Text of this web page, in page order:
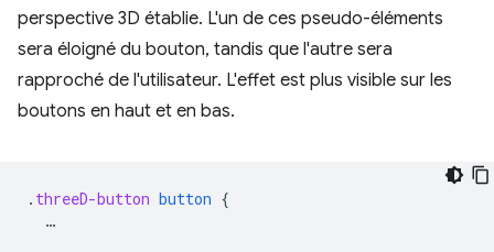
perspective 3D établie. L'un de ces pseudo-éléments
sera éloigné du bouton, tandis que l'autre sera
rapproché de l'utilisateur. L'effet est plus visible sur les
boutons en haut et en bas.
. threeD-button button {
…